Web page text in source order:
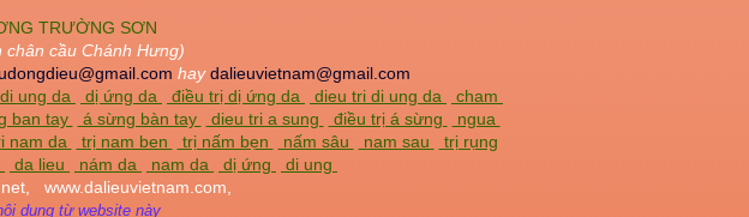
TRƯỜNG SƠN
chân cầu Chánh Hưng)
haydalieuvietnam@gmail.com
di ung da dị ứng da điều trị dị ứng da dieu tri di ung da
cham
ban tay á sừng bàn tay dieu tri a sung điều trị á sừng
ngua
nam da trị nam ben trị nấm bẹn nấm sâu nam sau
trị rụng
da lieu nám da nam da dị ứng
di ung
www.dalieuvietnam.com,
dung từ website này